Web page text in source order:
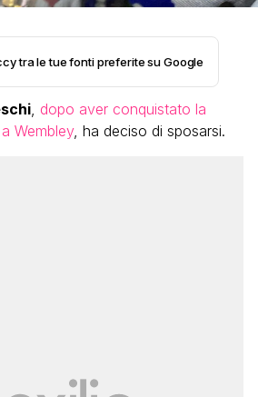
tra le tue fonti preferite su Google
, dopo aver conquistato la
Wembley, ha deciso di sposarsi.